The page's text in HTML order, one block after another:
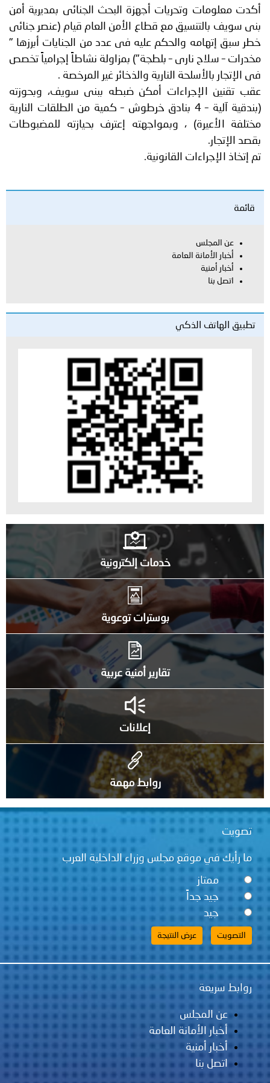
أكدت معلومات وتحريات أجهزة البحث الجنائى بمديرية أمن
بنى سويف بالتنسيق مع قطاع الأمن العام قيام (عنصر جنائى
خطر سبق إتهامه والحكم عليه فى عدد من الجنايات أبرزها "
مخدرات – سلاح نارى – بلطجة") بمزاولة نشاطاً إجرامياً تخصص
فى الإتجار بالأسلحة النارية والذخائر غير المرخصة .
عقب تقنين الإجراءات أمكن ضبطه ببنى سويف، وبحوزته
(بندقية آلية – 4 بنادق خرطوش – كمية من الطلقات النارية
مختلفة الأعيرة) ، وبمواجهته إعترف بحيازته للمضبوطات
بقصد الإتجار.
تم إتخاذ الإجراءات القانونية.
قائمة
عن المجلس
أخبار الأمانة العامة
أخبار أمنية
اتصل بنا
تطبيق الهاتف الذكي
خدمات إلكترونية
بوسترات توعوية
تقارير أمنية عربية
إعلانات
روابط مهمة
تصويت
ما رأيك في موقع مجلس وزراء الداخلية العرب
ممتاز
جيد جداً
جيد
روابط سريعة
عن المجلس
أخبار الأمانة العامة
أخبار أمنية
اتصل بنا